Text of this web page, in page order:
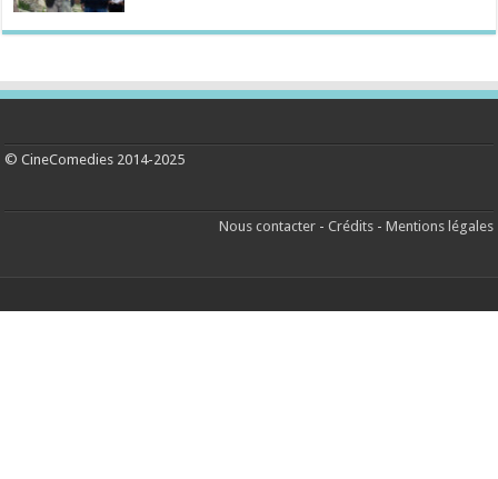
© CineComedies 2014-2025
Nous contacter- Crédits- Mentions légales